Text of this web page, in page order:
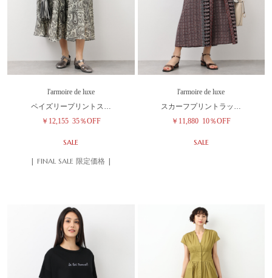
l'armoire de luxe
ペイズリープリントス…
￥12,155 35％OFF
SALE
| FINAL SALE 限定価格 |
l'armoire de luxe
スカーフプリントラッ…
￥11,880 10％OFF
SALE